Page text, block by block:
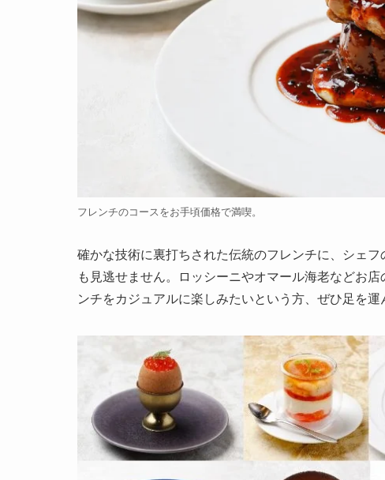
フレンチのコースをお手頃価格で満喫。
確かな技術に裏打ちされた伝統のフレンチに、シェ
も見逃せません。ロッシーニやオマール海老などお
ンチをカジュアルに楽しみたいという方、ぜひ足を運